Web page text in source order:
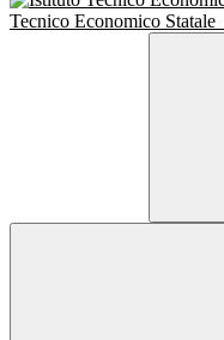
Tecnico Economico Statale